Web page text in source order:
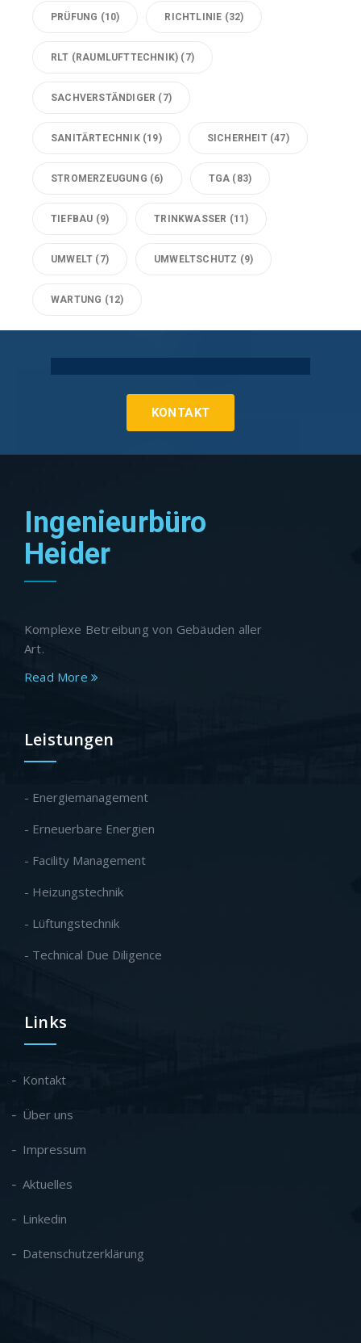
PRÜFUNG (10) RICHTLINIE (32)
RLT (RAUMLUFTTECHNIK) (7)
SACHVERSTÄNDIGER (7)
SANITÄRTECHNIK(19) SICHERHEIT(47)
STROMERZEUGUNG (6) TGA (83)
TIEFBAU (9) TRINKWASSER (11)
UMWELT (7) UMWELTSCHUTZ (9)
WARTUNG (12)
KONTAKT
Ingenieurbüro
Heider
Komplexe Betreibung von Gebäuden aller
Art.
Read More
Leistungen
- Energiemanagement
- Erneuerbare Energien
- Facility Management
- Heizungstechnik
- Lüftungstechnik
- Technical Due Diligence
Links
Kontakt
Über uns
Impressum
Aktuelles
Linkedin
Datenschutzerklärung